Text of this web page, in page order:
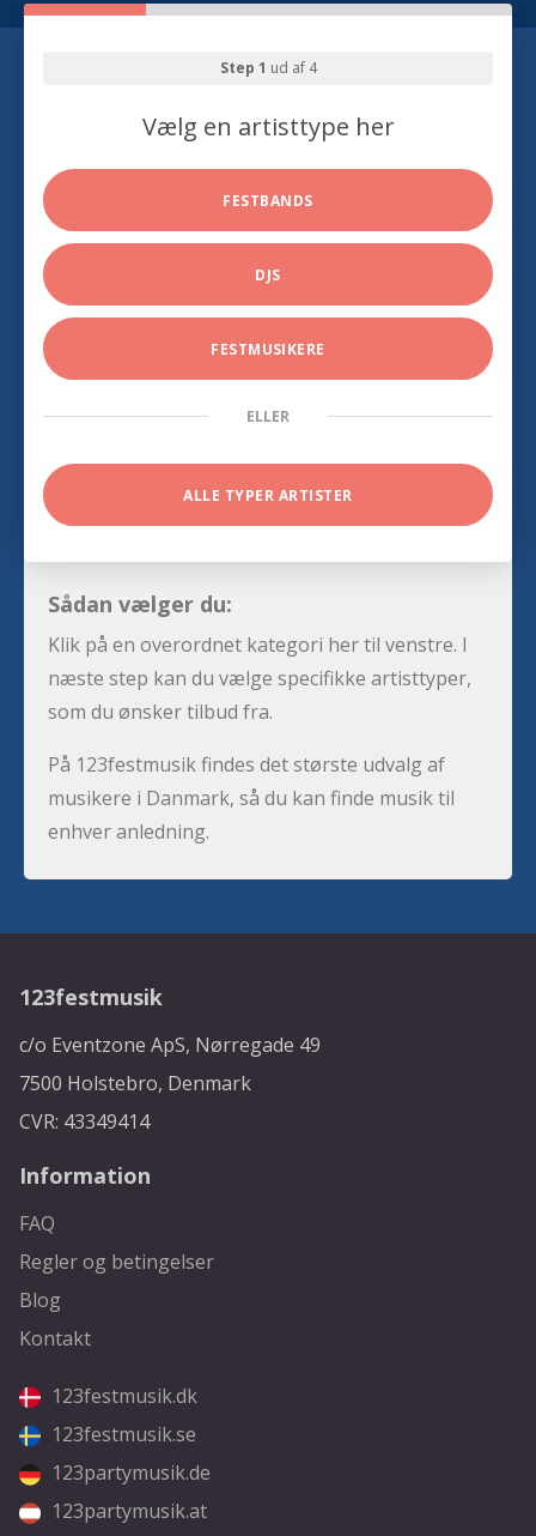
Step 1 ud af 4
Vælg en artisttype her
FESTBANDS
DJS
FESTMUSIKERE
ELLER
ALLE TYPER ARTISTER
Sådan vælger du:
Klik på en overordnet kategori her til venstre. I
næste step kan du vælge specifikke artisttyper,
som du ønsker tilbud fra.
På 123festmusik findes det største udvalg af
musikere i Danmark, så du kan finde musik til
enhver anledning.
123festmusik
c/o Eventzone ApS, Nørregade 49
7500 Holstebro, Denmark
CVR: 43349414
Information
FAQ
Regler og betingelser
Blog
Kontakt
123festmusik.dk
123festmusik.se
123partymusik.de
123partymusik.at